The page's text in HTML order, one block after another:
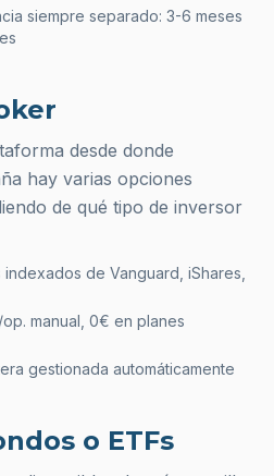
siempre separado: 3-6 meses
desde donde
hay varias opciones
de qué tipo de inversor
de Vanguard, iShares,
manual, 0€ en planes
gestionada automáticamente
o ETFs